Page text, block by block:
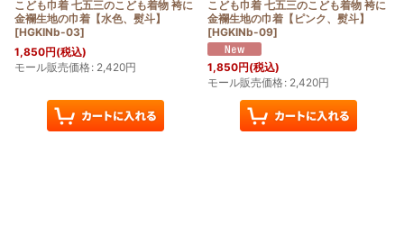
こども巾着 七五三のこども着物 袴に
金襴生地の巾着【水色、熨斗】
[HGKINb-03]
1,850円(税込)
モール販売価格: 2,420円
こども巾着 七五三のこども着物 袴に
金襴生地の巾着【ピンク、熨斗】
[HGKINb-09]
1,850円(税込)
モール販売価格: 2,420円